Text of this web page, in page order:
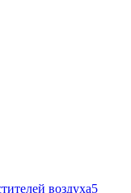
воздуха5